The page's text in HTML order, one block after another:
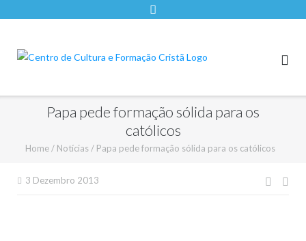
Papa pede formação sólida para os
católicos
Home/ Notícias/ Papa pede formação sólida para os católicos
3 Dezembro 2013